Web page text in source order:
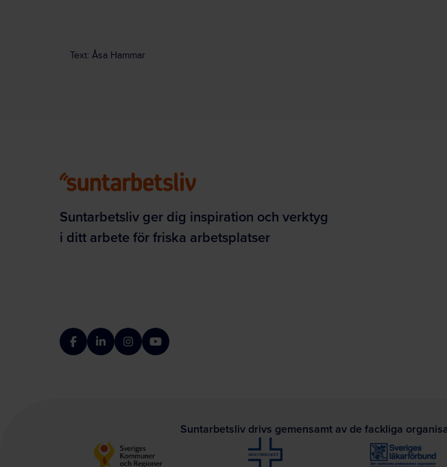
Text: Åsa Hammar
Suntarbetsliv ger dig inspiration och verktyg
i ditt arbete för friska arbetsplatser
FacebookLinkedInInstagramYouTube
Suntarbetsliv drivs gemensamt av de fackliga